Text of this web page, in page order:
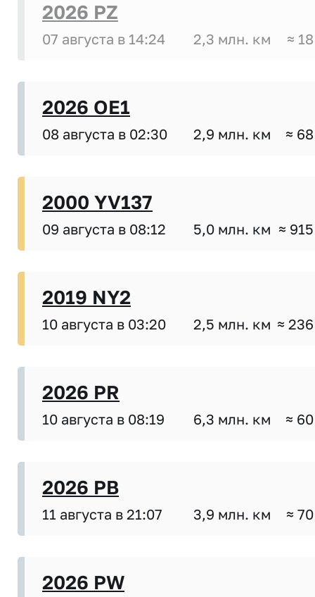
2026 PZ
07 августа в 14:24 2,3 млн. км ≈
2026 OE1
08 августа в 02:30 2,9 млн. км ≈
2000 YV137
09 августа в 08:12 5,0 млн. км ≈
2019 NY2
10 августа в 03:20 2,5 млн. км ≈
2026 PR
10 августа в 08:19 6,3 млн. км ≈
2026 PB
11 августа в 21:07 3,9 млн. км ≈
2026 PW